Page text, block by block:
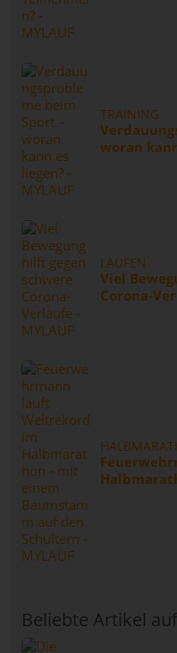
TRAINING
woran
LAUFEN
Viel
Corona-
Beliebte Artikel